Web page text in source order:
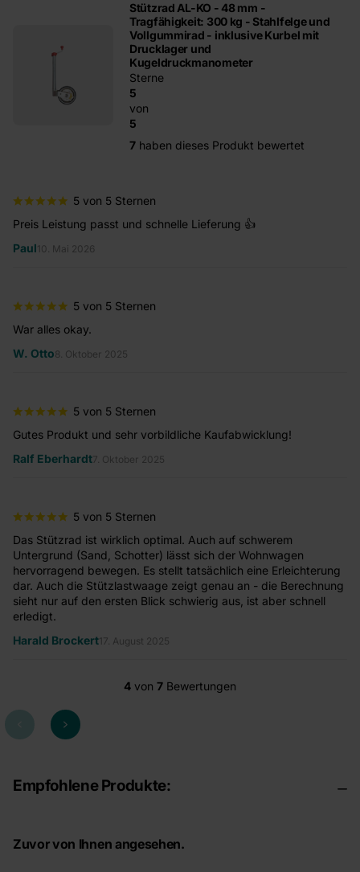
Stützrad AL-KO - 48 mm -
Tragfähigkeit: 300 kg - Stahlfelge und
Vollgummirad - inklusive Kurbel mit
Drucklager und
Kugeldruckmanometer
5
von
5
Sterne
7 haben dieses Produkt bewertet
5 von 5 Sternen
Preis Leistung passt und schnelle Lieferung 👍
Paul10. Mai 2026
5 von 5 Sternen
War alles okay.
W. Otto8. Oktober 2025
5 von 5 Sternen
Gutes Produkt und sehr vorbildliche Kaufabwicklung!
Ralf Eberhardt7. Oktober 2025
5 von 5 Sternen
Das Stützrad ist wirklich optimal. Auch auf schwerem
Untergrund (Sand, Schotter) lässt sich der Wohnwagen
hervorragend bewegen. Es stellt tatsächlich eine Erleichterung
dar. Auch die Stützlastwaage zeigt genau an - die Berechnung
sieht nur auf den ersten Blick schwierig aus, ist aber schnell
erledigt.
Harald Brockert17. August 2025
4 von 7 Bewertungen
Empfohlene Produkte:
Zuvor von Ihnen angesehen.